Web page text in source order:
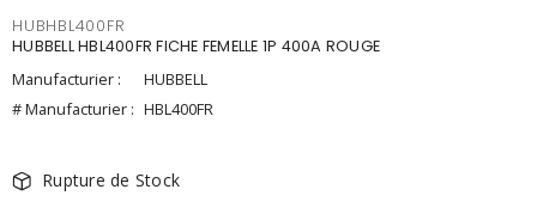
HUBHBL400FR
HUBBELL HBL400FR FICHE FEMELLE 1P 400A ROUGE
Manufacturier :
HUBBELL
# Manufacturier : HBL400FR
Rupture de Stock